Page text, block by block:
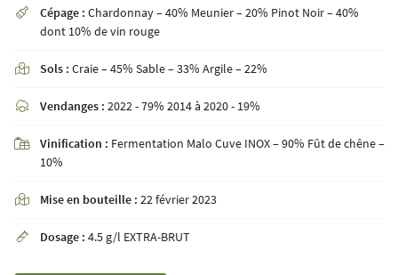
formulaire de désinscription
 Cépage : Chardonnay – 40% Meunier – 20% Pinot Noir – 40%
dont 10% de vin rouge
 Sols : Craie – 45% Sable – 33% Argile – 22%
 Vendanges : 2022 - 79% 2014 à 2020 - 19%
 Vinification : Fermentation Malo Cuve INOX – 90% Fût de chêne –
10%
 Mise en bouteille : 22 février 2023
 Dosage : 4.5 g/l EXTRA-BRUT